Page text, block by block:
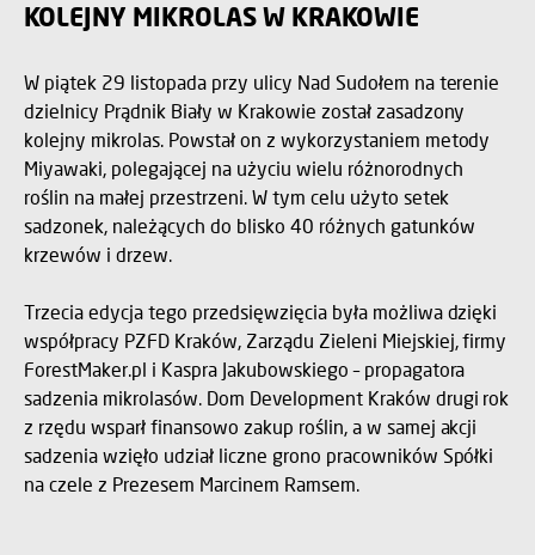
KOLEJNY MIKROLAS W KRAKOWIE
W piątek 29 listopada przy ulicy Nad Sudołem na terenie
dzielnicy Prądnik Biały w Krakowie został zasadzony
kolejny mikrolas. Powstał on z wykorzystaniem metody
Miyawaki, polegającej na użyciu wielu różnorodnych
roślin na małej przestrzeni. W tym celu użyto setek
sadzonek, należących do blisko 40 różnych gatunków
krzewów i drzew.
Trzecia edycja tego przedsięwzięcia była możliwa dzięki
współpracy PZFD Kraków, Zarządu Zieleni Miejskiej, firmy
ForestMaker.pl i Kaspra Jakubowskiego – propagatora
sadzenia mikrolasów. Dom Development Kraków drugi rok
z rzędu wsparł finansowo zakup roślin, a w samej akcji
sadzenia wzięło udział liczne grono pracowników Spółki
na czele z Prezesem Marcinem Ramsem.